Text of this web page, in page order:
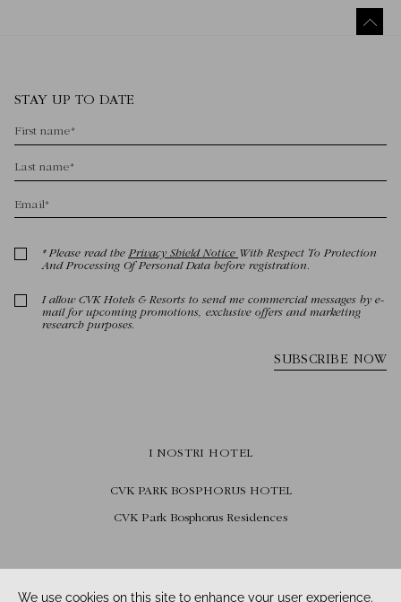
I NOSTRI HOTEL
CVK PARK BOSPHORUS HOTEL
CVK Park Bosphorus Residences